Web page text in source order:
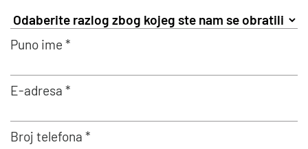
Puno ime *
E-adresa *
Broj telefona *